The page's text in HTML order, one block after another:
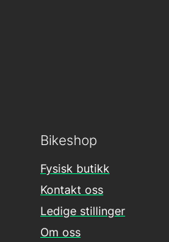
Bikeshop
Fysisk butikk
Kontakt oss
Ledige stillinger
Om oss